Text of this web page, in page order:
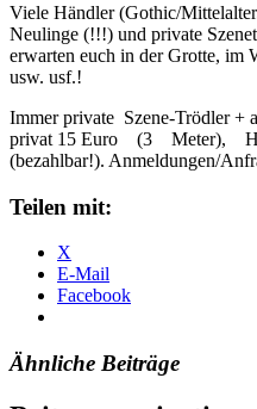
Viele Händler (Gothic/
Neulinge (!!!) und private
erwarten euch in der Grotte, im
usw. usf.!
Immer private Szene-Trödler +
privat 15 Euro (3 Meter),
(bezahlbar!). Anmeldungen/
Teilen mit:
X
E-Mail
Facebook
Ähnliche Beiträge